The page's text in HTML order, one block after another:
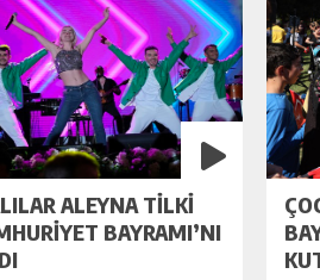
ALEYNA TİLKİ
BAYRAMI’NI